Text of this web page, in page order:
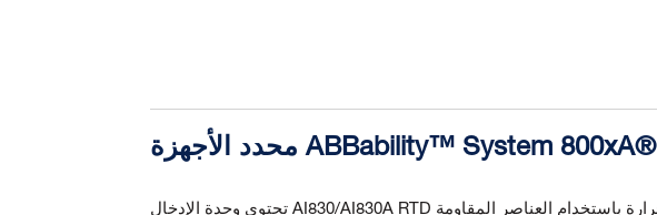
محدد الأجهزة ABBability™ System 800xA®
تحتوي وحدة الإدخال AI830/AI830A RTD على 8 قنوات لقياس درجة الحرارة باستخدام العناصر المقاومة (RTDs). مع توصيلات 3